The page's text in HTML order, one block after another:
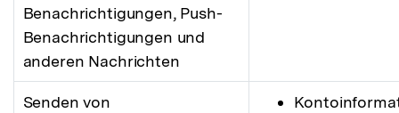
Benachrichtigungen, Push-
Benachrichtigungen und
anderen Nachrichten
Senden von